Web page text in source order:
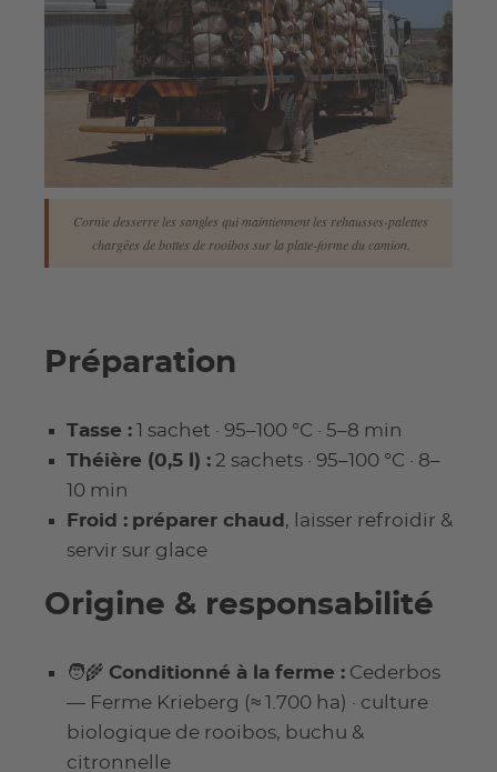
Cornie desserre les sangles qui maintiennent les rehausses-palettes
chargées de bottes de rooibos sur la plate-forme du camion.
Préparation
Tasse : 1 sachet · 95–100 °C · 5–8 min
Théière (0,5 l) : 2 sachets · 95–100 °C · 8–
10 min
Froid : préparer chaud , laisser refroidir &
servir sur glace
Origine & responsabilité
🧑‍🌾 Conditionné à la ferme : Cederbos
— Ferme Krieberg (≈ 1.700 ha) · culture
biologique de rooibos, buchu &
citronnelle